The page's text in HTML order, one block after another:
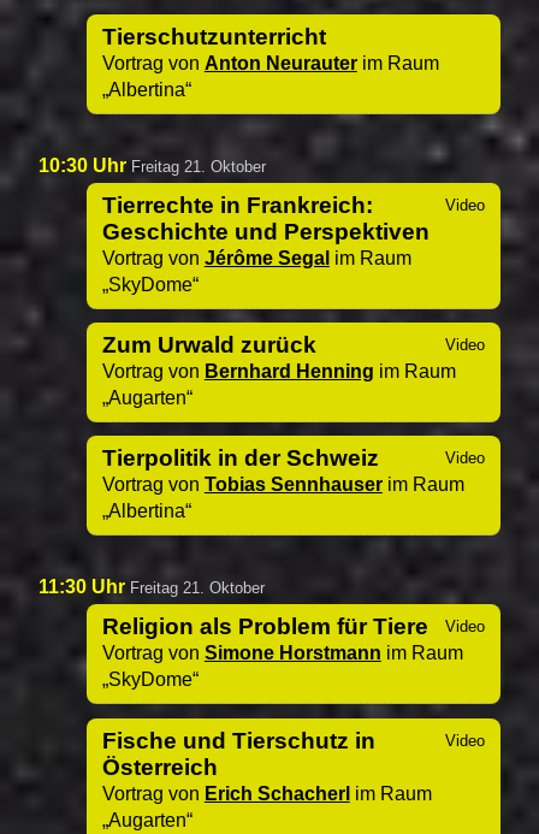
Tierschutzunterricht
Vortrag von Anton Neurauterim Raum
Albertina
10:30 Uhr Freitag 21. Oktober
Tierrechte in Frankreich:
Geschichte und Perspektiven
Vortrag von Jérôme Segal im Raum
SkyDome
Zum Urwald zurück
Vortrag von Bernhard Henning im Raum
Augarten
Tierpolitik in der Schweiz
Vortrag von Tobias Sennhauserim Raum
Albertina
11:30 Uhr Freitag 21. Oktober
Religion als Problem für Tiere
Vortrag von Simone Horstmann im Raum
SkyDome
Fische und Tierschutz in
Österreich
Vortrag von Erich Schacherl im Raum
Augarten